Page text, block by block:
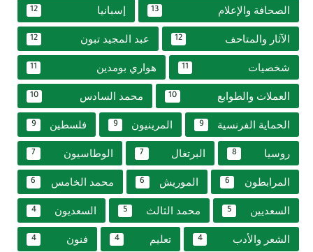
الصحافة والإعلام 13 إسبانيا 12
الآثار والمتاحف 12 عبد المجيد تبون 12
شخصيات 11 هواري بومدين 11
العملات والطوابع 10 محمد السادس 10
الحماية الفرنسية 9 المرينيون 9 فلسطين 9
روسيا 8 البرتغال 7 الوطاسيون 7
المرابطون 6 الموريش 6 محمد الخامس 6
السعديين 5 محمد الثالث 5 السعديون 4
الشعر والأدب 4 تعليم 4 فنون 4